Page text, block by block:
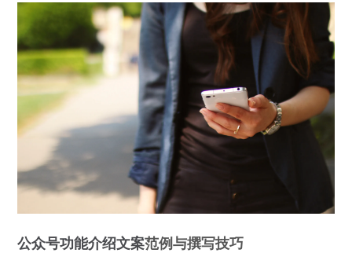
公众号功能介绍文案范例与撰写技巧